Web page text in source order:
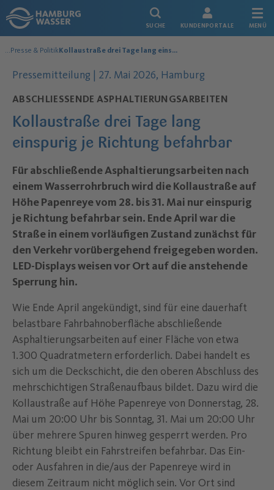
Link zur Startseite
SUCHE KUNDENPORTALE MENÜ
Über uns
...Presse & Politik Kollaustraße drei Tage lang einspurig je Richtung befahrbar
Pressemitteilung | Datum der Veröffentlichung:
27. Mai 2026, Hamburg
Kollaustraße drei Tage lang
einspurig je Richtung befahrbar
–
ABSCHLIESSENDE ASPHALTIERUNGSARBEITEN
Für abschließende Asphaltierungsarbeiten nach
einem Wasserrohrbruch wird die Kollaustraße auf
Höhe Papenreye vom 28. bis 31. Mai nur einspurig
je Richtung befahrbar sein. Ende April war die
Straße in einem vorläufigen Zustand zunächst für
den Verkehr vorübergehend freigegeben worden.
LED-Displays weisen vor Ort auf die anstehende
Sperrung hin.
Wie Ende April angekündigt, sind für eine dauerhaft
belastbare Fahrbahnoberfläche abschließende
Asphaltierungsarbeiten auf einer Fläche von etwa
1.300 Quadratmetern erforderlich. Dabei handelt es
sich um die Deckschicht, die den oberen Abschluss des
mehrschichtigen Straßenaufbaus bildet. Dazu wird die
Kollaustraße auf Höhe Papenreye von Donnerstag, 28.
Mai um 20:00 Uhr bis Sonntag, 31. Mai um 20:00 Uhr
über mehrere Spuren hinweg gesperrt werden. Pro
Richtung bleibt ein Fahrstreifen befahrbar. Das Ein-
oder Ausfahren in die/aus der Papenreye wird in
diesem Zeitraum nicht möglich sein. Vor Ort sind